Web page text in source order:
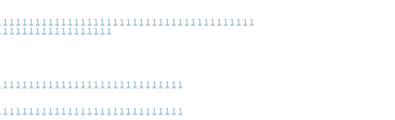
1 1 1 1 1 1 1 1 1 1 1 1 1 1 1 1 1 1 1 1 1 1 1 1 1 1 1 1 1 1 1 1 1 1 1 1 1 1 1
1 1 1 1 1 1 1 1 1 1 1 1 1 1 1 1 1
1 1 1 1 1 1 1 1 1 1 1 1 1 1 1 1 1 1 1 1 1 1 1 1 1 1 1 1
1 1 1 1 1 1 1 1 1 1 1 1 1 1 1 1 1 1 1 1 1 1 1 1 1 1 1 1